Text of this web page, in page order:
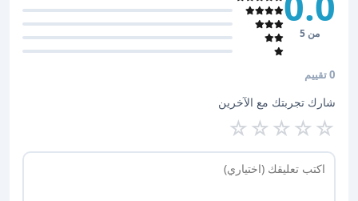
من 5
0 تقييم
شارك تجربتك مع الآخرين
☆
☆
☆
☆
☆